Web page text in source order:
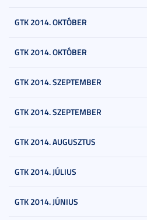
GTK 2014. OKTÓBER
GTK 2014. OKTÓBER
GTK 2014. SZEPTEMBER
GTK 2014. SZEPTEMBER
GTK 2014. AUGUSZTUS
GTK 2014. JÚLIUS
GTK 2014. JÚNIUS